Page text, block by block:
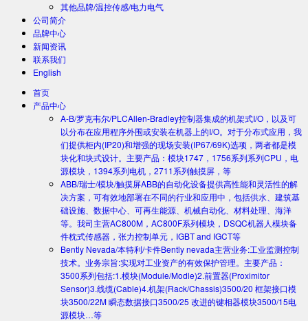
其他品牌/温控传感/电力电气
公司简介
品牌中心
新闻资讯
联系我们
English
首页
产品中心
A-B/罗克韦尔/PLCAllen-Bradley控制器集成的机架式I/O，以及可
以分布在应用程序外围或安装在机器上的I/O。对于分布式应用，我
们提供柜内(IP20)和增强的现场安装(IP67/69K)选项，两者都是模
块化和块式设计。主要产品：模块1747，1756系列系列CPU，电
源模块，1394系列电机，2711系列触摸屏，等
ABB/瑞士/模块/触摸屏ABB的自动化设备提供高性能和灵活性的解
决方案，可有效地部署在不同的行业和应用中，包括供水、建筑基
础设施、数据中心、可再生能源、机械自动化、材料处理、海洋
等。我司主营AC800M，AC800F系列模块，DSQC机器人模块备
件枕式传感器，张力控制单元，IGBT and IGCT等
Bently Nevada/本特利/卡件Bently nevada主营业务:工业监测控制
技术。业务宗旨:实现对工业资产的有效保护管理。主要产品：
3500系列包括:1.模块(Module/Modle)2.前置器(Proximitor
Sensor)3.线缆(Cable)4.机架(Rack/Chassis)3500/20 框架接口模
块3500/22M 瞬态数据接口3500/25 改进的键相器模块3500/15电
源模块…等